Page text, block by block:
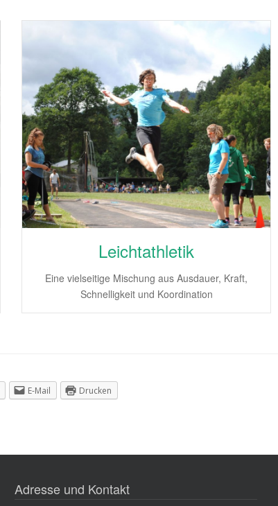
Leichtathletik
Eine vielseitige Mischung aus Ausdauer, Kraft,
Schnelligkeit und Koordination
E-Mail Drucken
Adresse und Kontakt